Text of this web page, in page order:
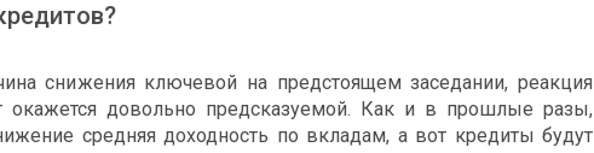
снижения ключевой на предстоящем заседании, реакция
окажется довольно предсказуемой. Как и в прошлые разы,
средняя доходность по вкладам, а вот кредиты будут